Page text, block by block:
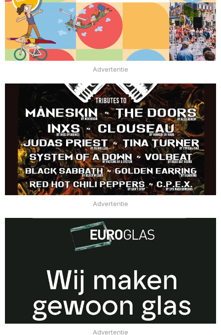
Advertentie
Advertentie
Advertentie